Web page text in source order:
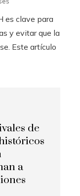
es clave para
y evitar que la
Este artículo
de
a